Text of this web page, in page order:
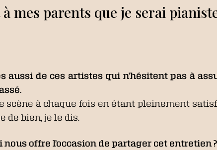
à mes parents que je serai
aussi de ces artistes qui n’hésitent pas à
scène à chaque fois en étant pleinement
de bien, je le dis.
offre l’occasion de partager cet entretien ?